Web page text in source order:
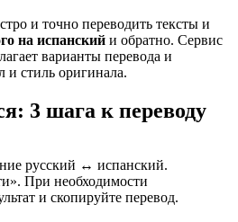
и точно переводить тексты и
на испанский и обратно. Сервис
варианты перевода и
и стиль оригинала.
3 шага к переводу
русский ↔ испанский.
При необходимости
и скопируйте перевод.